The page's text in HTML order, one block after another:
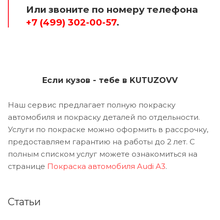
Или звоните по номеру телефона
+7 (499) 302-00-57.
Если кузов - тебе в KUTUZOVV
Наш сервис предлагает полную покраску
автомобиля и покраску деталей по отдельности.
Услуги по покраске можно оформить в рассрочку,
предоставляем гарантию на работы до 2 лет. С
полным списком услуг можете ознакомиться на
странице Покраска автомобиля Audi A3.
Статьи